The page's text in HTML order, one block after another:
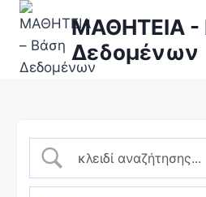
ΜΑΘΗΤΕΙΑ -
Δεδομένων